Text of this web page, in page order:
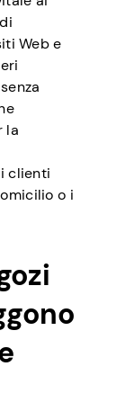
Web e
la
clienti
o i